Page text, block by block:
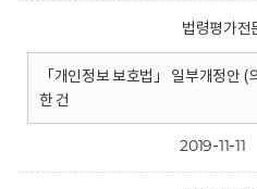
법령평가전
「개인정보 보호법」 일부개정안
한 건
2019-11-11